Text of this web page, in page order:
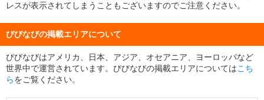
レスが表示されてしまうこともございますのでご注意ください。
びびなびの掲載エリアについて
びびなびはアメリカ、日本、アジア、オセアニア、ヨーロッパなど
世界中で運営されています。びびなびの掲載エリアについては こち
ら をご覧ください。